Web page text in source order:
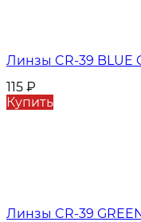
Линзы CR-39 BLUE
115 ₽
Купить
Линзы CR-39